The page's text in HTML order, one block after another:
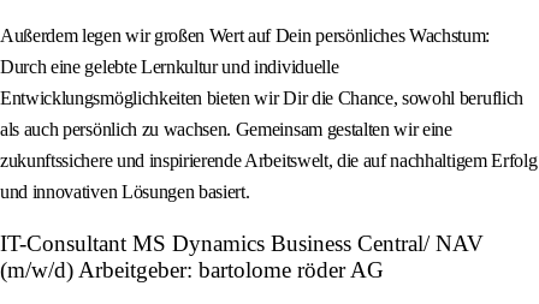
Außerdem legen wir großen Wert auf Dein persönliches Wachstum:
Durch eine gelebte Lernkultur und individuelle
Entwicklungsmöglichkeiten bieten wir Dir die Chance, sowohl beruflich
als auch persönlich zu wachsen. Gemeinsam gestalten wir eine
zukunftssichere und inspirierende Arbeitswelt, die auf nachhaltigem Erfolg
und innovativen Lösungen basiert.
IT-Consultant MS Dynamics Business Central/ NAV
(m/w/d) Arbeitgeber: bartolome röder AG